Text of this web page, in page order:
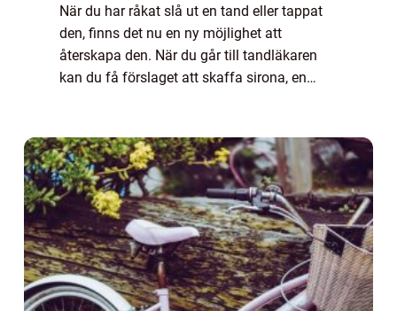
När du har råkat slå ut en tand eller tappat
den, finns det nu en ny möjlighet att
återskapa den. När du går till tandläkaren
kan du få förslaget att skaffa sirona, en